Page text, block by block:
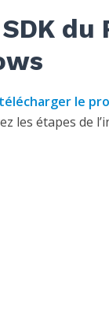
télécharger le
les étapes de